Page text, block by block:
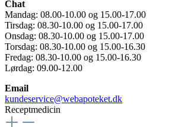
Chat
Mandag: 08.00-10.00 og 15.00-17.00
Tirsdag: 08.30-10.00 og 15.00-17.00
Onsdag: 08.30-10.00 og 15.00-17.00
Torsdag: 08.30-10.00 og 15.00-16.30
Fredag: 08.30-10.00 og 15.00-16.30
Lørdag: 09.00-12.00
Email
kundeservice@webapoteket.dk
Receptmedicin